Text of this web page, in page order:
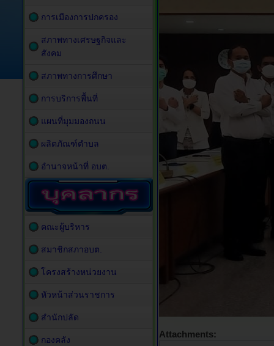
Attachments:
การเมืองการปกครอง
สภาพทางเศรษฐกิจและ
สังคม
สภาพทางการศึกษา
การบริการพื้นที่
แผนที่มุมมองถนน
ผลิตภัณฑ์ตำบล
อำนาจหน้าที่ อบต.
คณะผู้บริหาร
สมาชิกสภาอบต.
โครงสร้างหน่วยงาน
หัวหน้าส่วนราชการ
สำนักปลัด
กองคลัง